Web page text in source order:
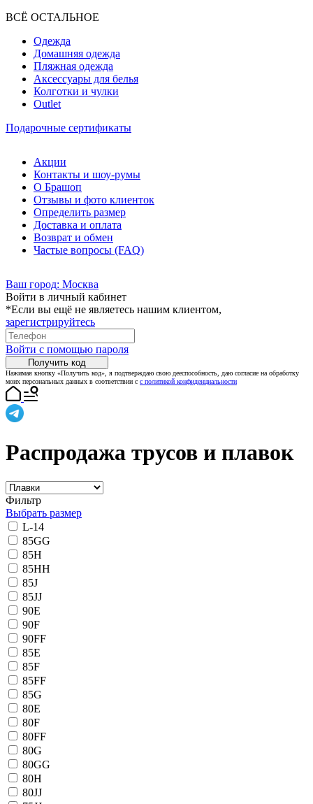
ВCЁ ОСТАЛЬНОЕ
Одежда
Домашняя одежда
Пляжная одежда
Аксессуары для белья
Колготки и чулки
Outlet
Подарочные сертификаты
Акции
Контакты и шоу-румы
О Брашоп
Отзывы и фото клиенток
Определить размер
Доставка и оплата
Возврат и обмен
Частые вопросы (FAQ)
Ваш город: Москва
Войти в личный кабинет
*Если вы ещё не являетесь нашим клиентом,
зарегистрируйтесь
Войти с помощью пароля
Получить код
Нажимая кнопку «Получить код», я подтверждаю свою дееспособность, даю согласие на обработку
моих персональных данных в соответствии с с политикой конфиденциальности
Распродажа трусов и плавок
Фильтр
Выбрать размер
L-14
85GG
85H
85HH
85J
85JJ
90E
90F
90FF
85E
85F
85FF
85G
80E
80F
80FF
80G
80GG
80H
80JJ